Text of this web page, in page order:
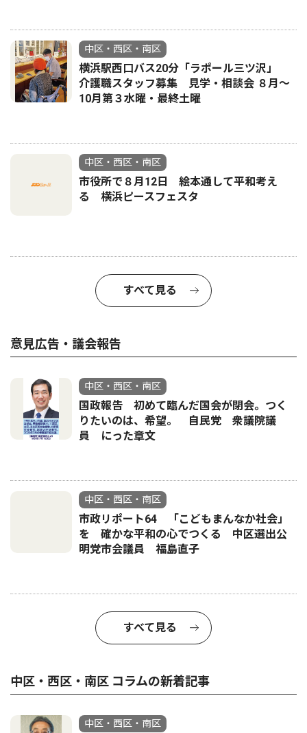
中区・西区・南区
横浜駅西口バス20分「ラポール三ツ沢」
介護職スタッフ募集 見学・相談会 ８月〜
10月第３水曜・最終土曜
中区・西区・南区
市役所で８月12日 絵本通して平和考え
る 横浜ピースフェスタ
すべて見る
意見広告・議会報告
中区・西区・南区
国政報告 初めて臨んだ国会が閉会。つく
りたいのは、希望。 自民党 衆議院議
員 にった章文
中区・西区・南区
市政リポート64 「こどもまんなか社会」
を 確かな平和の心でつくる 中区選出公
明党市会議員 福島直子
すべて見る
中区・西区・南区 コラムの新着記事
中区・西区・南区